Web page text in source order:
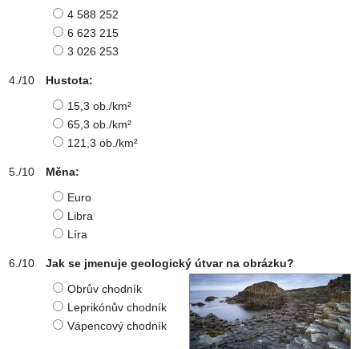
4 588 252
6 623 215
3 026 253
Hustota:
15,3 ob./km²
65,3 ob./km²
121,3 ob./km²
Měna:
Euro
Libra
Líra
Jak se jmenuje geologický útvar na obrázku?
Obrův chodník
Leprikónův chodník
Vápencový chodník